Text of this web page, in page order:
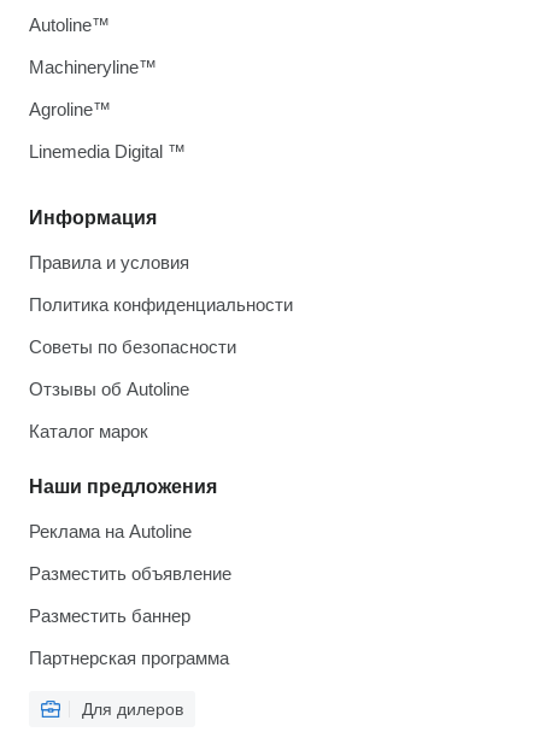
Информация
Правила и условия
Политика конфиденциальности
Советы по безопасности
Отзывы об Autoline
Каталог марок
Наши предложения
Реклама на Autoline
Разместить объявление
Разместить баннер
Партнерская программа
Для дилеров
Autoline™
Machineryline™
Agroline™
Linemedia Digital ™